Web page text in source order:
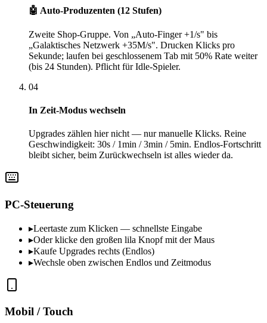
🤖 Auto-Produzenten (12 Stufen)
Zweite Shop-Gruppe. Von „Auto-Finger +1/s" bis
„Galaktisches Netzwerk +35M/s". Drucken Klicks pro
Sekunde; laufen bei geschlossenem Tab mit 50% Rate weiter
(bis 24 Stunden). Pflicht für Idle-Spieler.
04
In Zeit-Modus wechseln
Upgrades zählen hier nicht — nur manuelle Klicks. Reine
Geschwindigkeit: 30s / 1min / 3min / 5min. Endlos-Fortschritt
bleibt sicher, beim Zurückwechseln ist alles wieder da.
PC-Steuerung
▸Leertaste zum Klicken — schnellste Eingabe
▸Oder klicke den großen lila Knopf mit der Maus
▸Kaufe Upgrades rechts (Endlos)
▸Wechsle oben zwischen Endlos und Zeitmodus
Mobil / Touch